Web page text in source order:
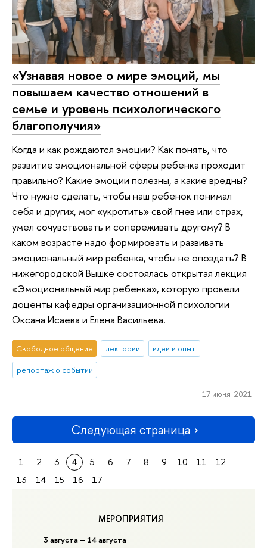
МЕРОПРИЯТИЯ
3 августа – 14 августа
«Узнавая новое о мире эмоций, мы
повышаем качество отношений в
семье и уровень психологического
благополучия»
Когда и как рождаются эмоции? Как понять, что
развитие эмоциональной сферы ребенка проходит
правильно? Какие эмоции полезны, а какие вредны?
Что нужно сделать, чтобы наш ребенок понимал
себя и других, мог «укротить» свой гнев или страх,
умел сочувствовать и сопереживать другому? В
каком возрасте надо формировать и развивать
эмоциональный мир ребенка, чтобы не опоздать? В
нижегородской Вышке состоялась открытая лекция
«Эмоциональный мир ребенка», которую провели
доценты кафедры организационной психологии
Оксана Исаева и Елена Васильева.
Свободное общение лектории
идеи и опыт
репортаж о событии
17 июня 2021
Следующая страница
1 2 3 4 5 6 7 8 9 10 11
12
13
14 15 16 17